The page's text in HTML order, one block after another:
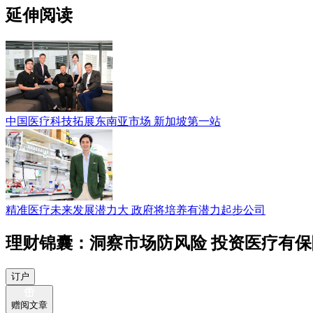
延伸阅读
中国医疗科技拓展东南亚市场 新加坡第一站
精准医疗未来发展潜力大 政府将培养有潜力起步公司
理财锦囊：洞察市场防风险 投资医疗有
订户
赠阅文章